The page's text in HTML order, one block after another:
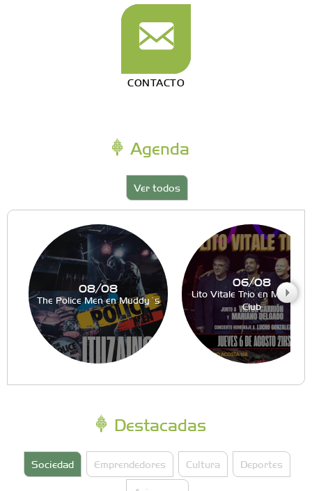
CONTACTO
Agenda
Ver todos
08/08
The Police Men en Muddy´s
06/08
Lito Vitale Trio en Muddy´s
Club
Destacadas
Sociedad Emprendedores Cultura Deportes